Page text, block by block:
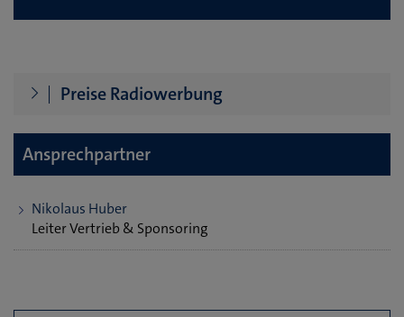
Preise Radiowerbung
Ansprechpartner
Nikolaus Huber
Leiter Vertrieb & Sponsoring